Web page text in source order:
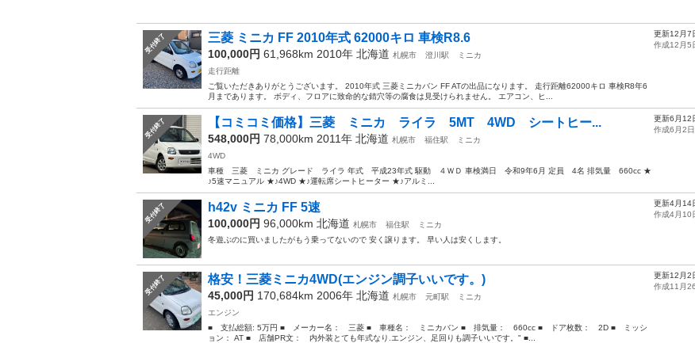
受付終了 三菱 ミニカ FF 2010年式 62000キロ 車検R8.6
100,000円 61,968km 2010年 北海道 札幌市 澄川駅
ミニカ
走行距離
ご覧いただきありがとうございます。 2010年式 三菱ミニカバン FF ATの出品になります。 走行距離62000キロ 車検R8年6
月まであります。 ボディ、フロアに致命的な錆穴等の腐食は見受けられません。 エアコン、ヒ...
更新12月7
作成12月5
受付終了 【コミコミ価格】三菱 ミニカ ライラ 5MT 4WD シートヒー...
548,000円 78,000km 2011年 北海道 札幌市 福住駅
ミニカ
4WD
車種 三菱 ミニカ グレード ライラ 年式 平成23年式 駆動 ４ＷＤ 車検満日 令和9年6月 定員 4名 排気量 660cc ★
♪5速マニュアル ★♪4WD ★♪運転席シートヒーター ★♪アルミ...
更新6月12
作成6月2日
受付終了 h42v ミニカ FF 5速
100,000円 96,000km 北海道 札幌市 福住駅
ミニカ
冬遊ぶのに買いましたがもう乗ってないので 安く譲ります。 早い人は安くします。
更新4月14
作成4月10
受付終了 格安！三菱ミニカ4WD(エンジン調子いいです。)
45,000円 170,684km 2006年 北海道 札幌市 元町駅
ミニカ
エンジン
■ 支払総額: 5万円 ■ メーカー名： 三菱 ■ 車種名： ミニカバン ■ 排気量： 660cc ■ ドア枚数： 2D ■ ミッシ
ョン： AT ■ 店舗PR文： 内外装とても年式なり.エンジン、足回りも調子いいです。" ■...
更新12月2
作成11月